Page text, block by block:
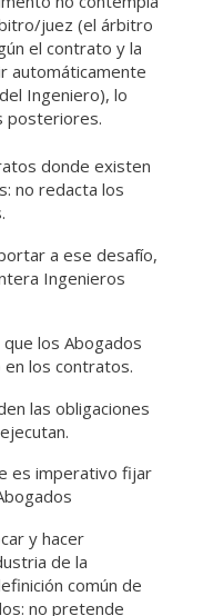
juez (el árbitro
el contrato y la
automáticamente
Ingeniero), lo
posteriores.
donde existen
no redacta los
a ese desafío,
Ingenieros
los Abogados
los contratos.
las obligaciones
es imperativo fijar
y hacer
de la
común de
no pretende